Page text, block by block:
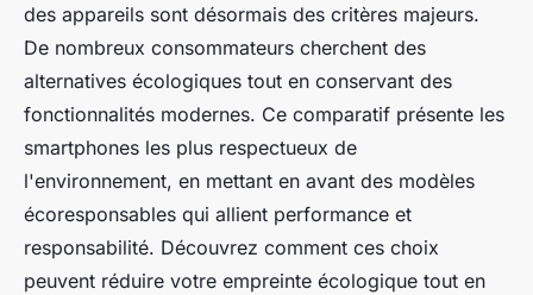
des appareils sont désormais des critères majeurs.
De nombreux consommateurs cherchent des
alternatives écologiques tout en conservant des
fonctionnalités modernes. Ce comparatif présente les
smartphones les plus respectueux de
l'environnement, en mettant en avant des modèles
écoresponsables qui allient performance et
responsabilité. Découvrez comment ces choix
peuvent réduire votre empreinte écologique tout en